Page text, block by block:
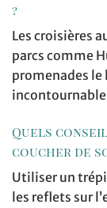
?
Les croisières
parcs comme
promenades le
Quels
coucher de
Utiliser un
les reflets sur